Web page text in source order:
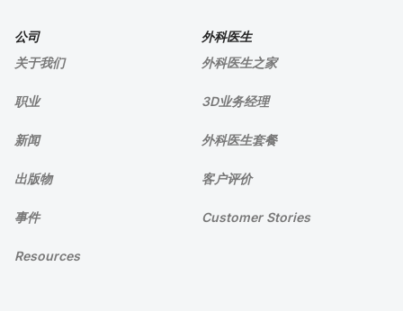
公司
关于我们
职业
新闻
出版物
事件
Resources
外科医生
外科医生之家
3D业务经理
外科医生套餐
客户评价
Customer Stories